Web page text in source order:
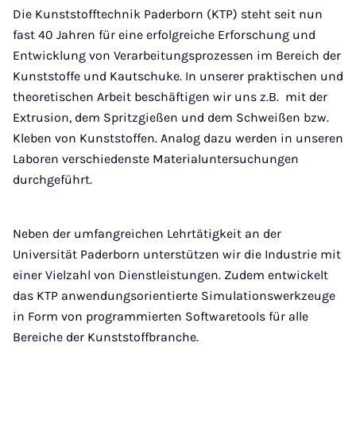
Die Kunststofftechnik Paderborn (KTP) steht seit nun
fast 40 Jahren für eine erfolgreiche Erforschung und
Entwicklung von Verarbeitungsprozessen im Bereich der
Kunststoffe und Kautschuke. In unserer praktischen und
theoretischen Arbeit beschäftigen wir uns z.B. mit der
Extrusion, dem Spritzgießen und dem Schweißen bzw.
Kleben von Kunststoffen. Analog dazu werden in unseren
Laboren verschiedenste Materialuntersuchungen
durchgeführt.
Neben der umfangreichen Lehrtätigkeit an der
Universität Paderborn unterstützen wir die Industrie mit
einer Vielzahl von Dienstleistungen. Zudem entwickelt
das KTP anwendungsorientierte Simulationswerkzeuge
in Form von programmierten Softwaretools für alle
Bereiche der Kunststoffbranche.